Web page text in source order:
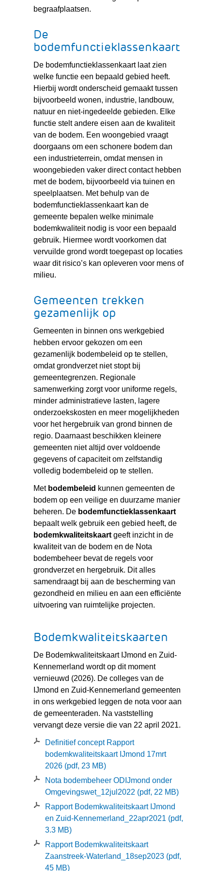
begraafplaatsen.
De
bodemfunctieklassenkaart
De bodemfunctieklassenkaart laat zien
welke functie een bepaald gebied heeft.
Hierbij wordt onderscheid gemaakt tussen
bijvoorbeeld wonen, industrie, landbouw,
natuur en niet-ingedeelde gebieden. Elke
functie stelt andere eisen aan de kwaliteit
van de bodem. Een woongebied vraagt
doorgaans om een schonere bodem dan
een industrieterrein, omdat mensen in
woongebieden vaker direct contact hebben
met de bodem, bijvoorbeeld via tuinen en
speelplaatsen. Met behulp van de
bodemfunctieklassenkaart kan de
gemeente bepalen welke minimale
bodemkwaliteit nodig is voor een bepaald
gebruik. Hiermee wordt voorkomen dat
vervuilde grond wordt toegepast op locaties
waar dit risico’s kan opleveren voor mens of
milieu.
Gemeenten trekken
gezamenlijk op
Gemeenten in binnen ons werkgebied
hebben ervoor gekozen om een
gezamenlijk bodembeleid op te stellen,
omdat grondverzet niet stopt bij
gemeentegrenzen. Regionale
samenwerking zorgt voor uniforme regels,
minder administratieve lasten, lagere
onderzoekskosten en meer mogelijkheden
voor het hergebruik van grond binnen de
regio. Daarnaast beschikken kleinere
gemeenten niet altijd over voldoende
gegevens of capaciteit om zelfstandig
volledig bodembeleid op te stellen.
Met bodembeleid kunnen gemeenten de
bodem op een veilige en duurzame manier
beheren. De bodemfunctieklassenkaart
bepaalt welk gebruik een gebied heeft, de
bodemkwaliteitskaartgeeft inzicht in de
kwaliteit van de bodem en de Nota
bodembeheer bevat de regels voor
grondverzet en hergebruik. Dit alles
samendraagt bij aan de bescherming van
gezondheid en milieu en aan een efficiënte
uitvoering van ruimtelijke projecten.
Bodemkwaliteitskaarten
De Bodemkwaliteitskaart IJmond en Zuid-
Kennemerland wordt op dit moment
vernieuwd (2026). De colleges van de
IJmond en Zuid-Kennemerland gemeenten
in ons werkgebied leggen de nota voor aan
de gemeenteraden. Na vaststelling
vervangt deze versie die van 22 april 2021.
Definitief concept Rapport
bodemkwaliteitskaart IJmond 17mrt
2026(pdf, 23 MB)
Nota bodembeheer ODIJmond onder
Omgevingswet_12jul2022 (pdf, 22 MB)
Rapport Bodemkwaliteitskaart IJmond
en Zuid-Kennemerland_22apr2021 (pdf,
3.3 MB)
Rapport Bodemkwaliteitskaart
Zaanstreek-Waterland_18sep2023(pdf,
45 MB)